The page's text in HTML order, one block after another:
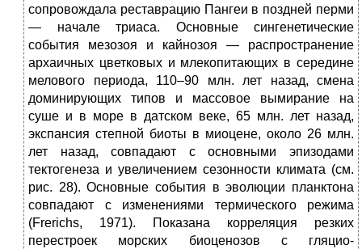
сопровождала реставрацию Пангеи в поздней перми
— начале триаса. Основные сингенетические
события мезозоя и кайнозоя — распространение
архаичных цветковых и млекопитающих в середине
мелового периода, 110–90 млн. лет назад, смена
доминирующих типов и массовое вымирание на
суше и в море в датском веке, 65 млн. лет назад,
экспансия степной биоты в миоцене, около 26 млн.
лет назад, совпадают с основными эпизодами
тектогенеза и увеличением сезонности климата (см.
рис. 28). Основные события в эволюции планктона
совпадают с изменениями термического режима
(Frerichs, 1971). Показана корреляция резких
перестроек морских биоценозов с гляцио-